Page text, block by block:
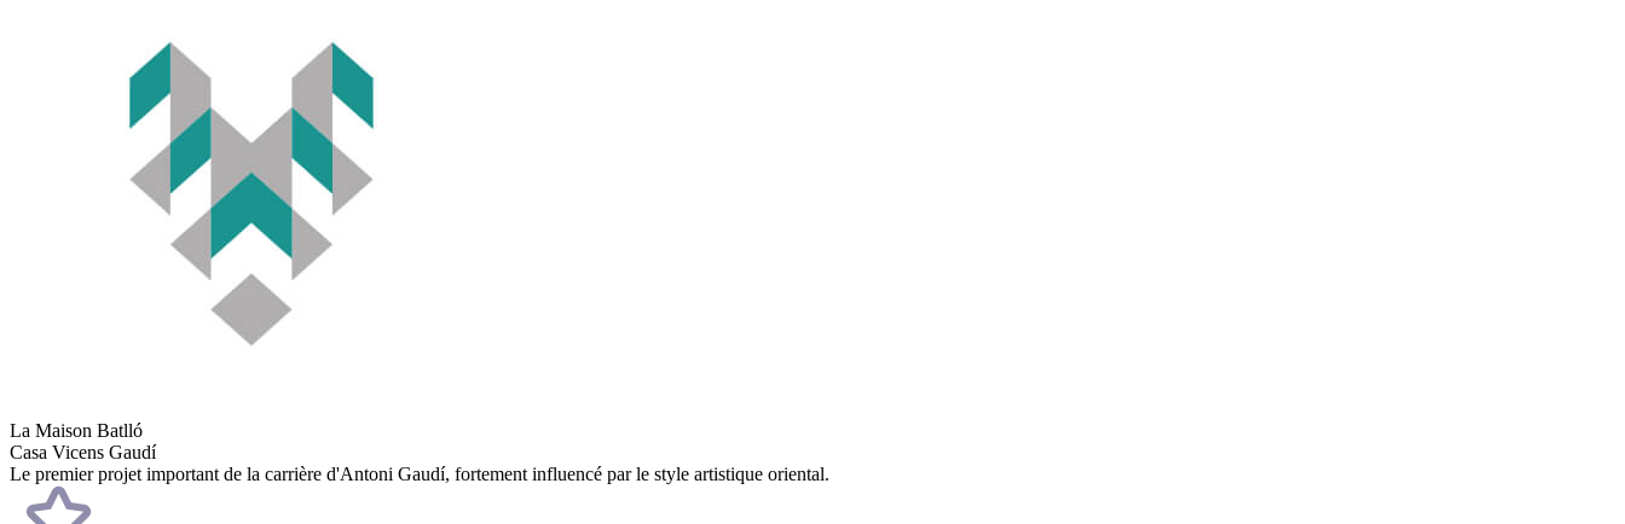
La Maison Batlló
Casa Vicens Gaudí
Le premier projet important de la carrière d'Antoni Gaudí, fortement influencé par le style artistique oriental.